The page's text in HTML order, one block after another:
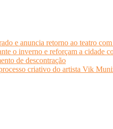
e anuncia retorno ao teatro
o inverno e reforçam a cidade
de descontração
criativo do artista Vik